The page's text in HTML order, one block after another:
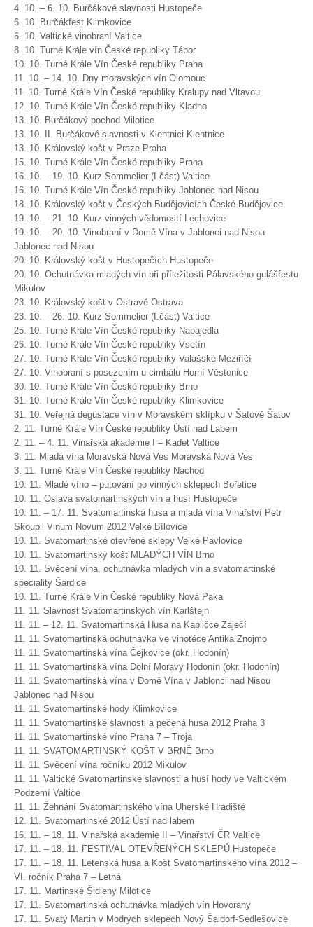
4. 10. – 6. 10. Burčákové slavnosti Hustopeče
6. 10. Burčákfest Klimkovice
6. 10. Valtické vinobraní Valtice
8. 10. Turné Krále vín České republiky Tábor
10. 10. Turné Krále Vín České republiky Praha
11. 10. – 14. 10. Dny moravských vín Olomouc
11. 10. Turné Krále Vín České republiky Kralupy nad Vltavou
12. 10. Turné Krále Vín České republiky Kladno
13. 10. Burčákový pochod Milotice
13. 10. II. Burčákové slavnosti v Klentnici Klentnice
13. 10. Královský košt v Praze Praha
15. 10. Turné Krále Vín České republiky Praha
16. 10. – 19. 10. Kurz Sommelier (I.část) Valtice
16. 10. Turné Krále Vín České republiky Jablonec nad Nisou
18. 10. Královský košt v Českých Budějovicích České Budějovice
19. 10. – 21. 10. Kurz vinných vědomostí Lechovice
19. 10. – 20. 10. Vinobraní v Domě Vína v Jablonci nad Nisou
Jablonec nad Nisou
20. 10. Královský košt v Hustopečích Hustopeče
20. 10. Ochutnávka mladých vín při příležitosti Pálavského gulášfestu
Mikulov
23. 10. Královský košt v Ostravě Ostrava
23. 10. – 26. 10. Kurz Sommelier (I.část) Valtice
25. 10. Turné Krále Vín České republiky Napajedla
26. 10. Turné Krále Vín České republiky Vsetín
27. 10. Turné Krále Vín České republiky Valašské Meziříčí
27. 10. Vinobraní s posezením u cimbálu Horní Věstonice
30. 10. Turné Krále Vín České republiky Brno
31. 10. Turné Krále Vín České republiky Klimkovice
31. 10. Veřejná degustace vín v Moravském sklípku v Šatově Šatov
2. 11. Turné Krále Vín České republiky Ústí nad Labem
2. 11. – 4. 11. Vinařská akademie I – Kadet Valtice
3. 11. Mladá vína Moravská Nová Ves Moravská Nová Ves
3. 11. Turné Krále Vín České republiky Náchod
10. 11. Mladé víno – putování po vinných sklepech Bořetice
10. 11. Oslava svatomartinských vín a husí Hustopeče
10. 11. – 17. 11. Svatomartinská husa a mladá vína Vinařství Petr
Skoupil Vinum Novum 2012 Velké Bílovice
10. 11. Svatomartinské otevřené sklepy Velké Pavlovice
10. 11. Svatomartinský košt MLADÝCH VÍN Brno
10. 11. Svěcení vína, ochutnávka mladých vín a svatomartinské
speciality Šardice
10. 11. Turné Krále Vín České republiky Nová Paka
11. 11. Slavnost Svatomartinských vín Karlštejn
11. 11. – 12. 11. Svatomartinská Husa na Kapličce Zaječí
11. 11. Svatomartinská ochutnávka ve vinotéce Antika Znojmo
11. 11. Svatomartinská vína Čejkovice (okr. Hodonín)
11. 11. Svatomartinská vína Dolní Moravy Hodonín (okr. Hodonín)
11. 11. Svatomartinská vína v Domě Vína v Jablonci nad Nisou
Jablonec nad Nisou
11. 11. Svatomartinské hody Klimkovice
11. 11. Svatomartinské slavnosti a pečená husa 2012 Praha 3
11. 11. Svatomartinské víno Praha 7 – Troja
11. 11. SVATOMARTINSKÝ KOŠT V BRNĚ Brno
11. 11. Svěcení vína ročníku 2012 Mikulov
11. 11. Valtické Svatomartinské slavnosti a husí hody ve Valtickém
Podzemí Valtice
11. 11. Žehnání Svatomartinského vína Uherské Hradiště
12. 11. Svatomartinské 2012 Ústí nad labem
16. 11. – 18. 11. Vinařská akademie II – Vinařství ČR Valtice
17. 11. – 18. 11. FESTIVAL OTEVŘENÝCH SKLEPŮ Hustopeče
17. 11. – 18. 11. Letenská husa a Košt Svatomartinského vína 2012 –
VI. ročník Praha 7 – Letná
17. 11. Martinské Šidleny Milotice
17. 11. Svatomartinská ochutnávka mladých vín Hovorany
17. 11. Svatý Martin v Modrých sklepech Nový Šaldorf-Sedlešovice